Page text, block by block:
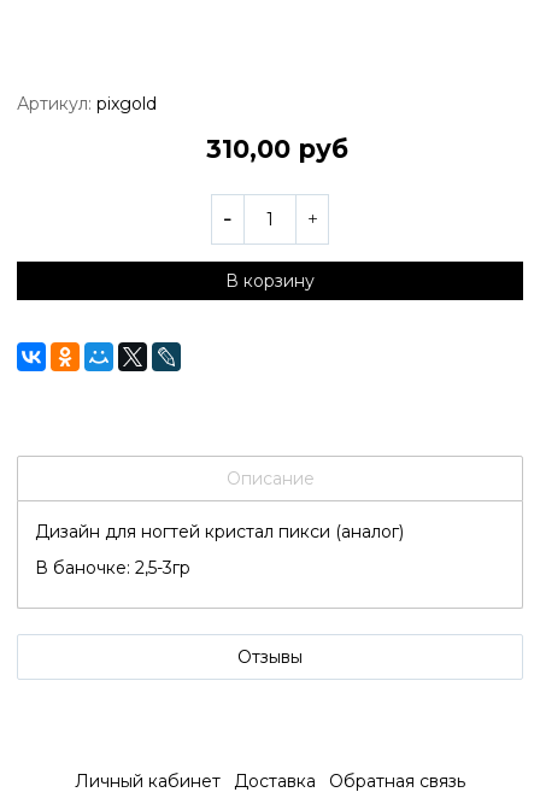
Артикул: pixgold
310,00 руб
В корзину
Описание
Дизайн для ногтей кристал пикси (аналог)
В баночке: 2,5-3гр
Отзывы
Личный кабинет Доставка Обратная связь